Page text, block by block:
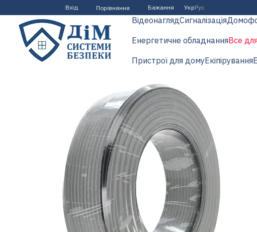
Перейти до основного контенту
Вхід Порівняння Бажання УкрРус
ВідеонаглядСигналізація
Енергетичне обладнанняВсе
Пристрої для домуЕкіпірування